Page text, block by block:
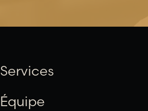
Services
Équipe